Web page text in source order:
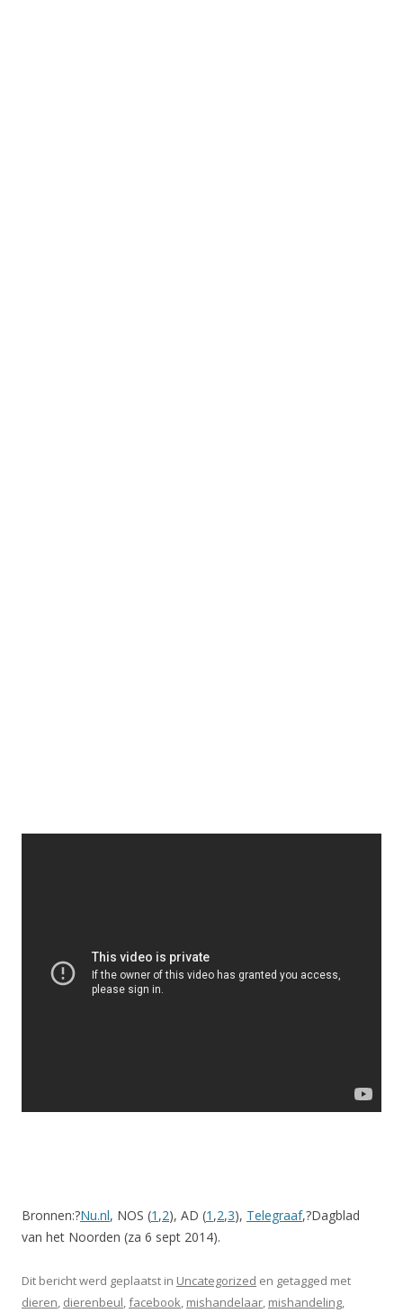
Bronnen:?Nu.nl, NOS (1 ,2), AD (1 ,2,3), Telegraaf,?Dagblad
van het Noorden (za 6 sept 2014).
Dit bericht werd geplaatst in Uncategorized en getagged met
dieren, dierenbeul,facebook, mishandelaar, mishandeling,